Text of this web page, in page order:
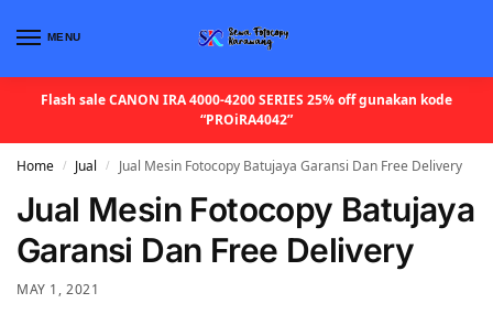
MENU
Flash sale CANON IRA 4000-4200 SERIES 25% off gunakan kode
“PROiRA4042”
Home / Jual / Jual Mesin Fotocopy Batujaya Garansi Dan Free Delivery
Jual Mesin Fotocopy Batujaya
Garansi Dan Free Delivery
MAY 1, 2021